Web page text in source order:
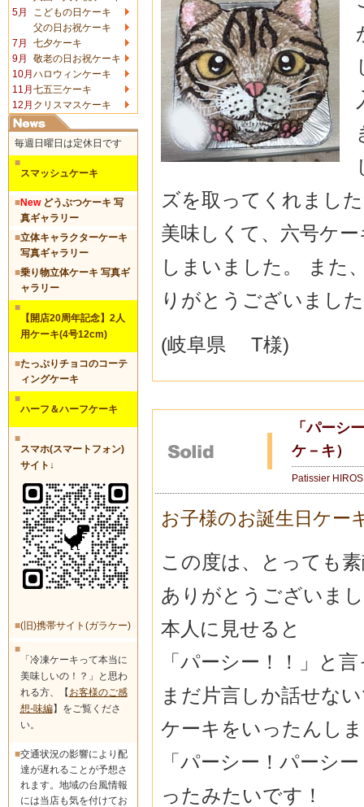
5月
こどもの日ケーキ
父の日お祝ケーキ
7月
七夕ケーキ
9月
敬老の日お祝ケーキ
10月 ハロウィンケーキ
11月 七五三ケーキ
12月 クリスマスケーキ
毎週日曜日は定休日です
■
スマッシュケーキ
■Newどうぶつケーキ 写
真ギャラリー
■立体キャラクターケーキ
写真ギャラリー
■乗り物立体ケーキ 写真ギ
ャラリー
■
【開店20周年記念】2人
用ケーキ(4号12cm)
■たっぷりチョコのコーテ
ィングケーキ
■
ハーフ＆ハーフケーキ
■
スマホ(スマートフォン)
サイト↓
■(旧)携帯サイト(ガラケー)
■
「冷凍ケーキって本当に
美味しいの！？」と思わ
れる方、【 お客様のご感
想-味編】をご覧くださ
い。
■交通状況の影響により配
達が遅れることが予想さ
れます。地域の台風情報
には当店も気を付けてお
ズを取ってくれまし
美味しくて、六号ケ
しまいました。 また
りがとうございまし
(岐阜県 T様)
「パーシ
ケ－キ）
Patissier
お子様のお誕生日ケー
この度は、とっても
ありがとうございま
本人に見せると
「パーシー！！」と
まだ片言しか話せな
ケーキをいったんし
「パーシー！パーシ
ったみたいです！